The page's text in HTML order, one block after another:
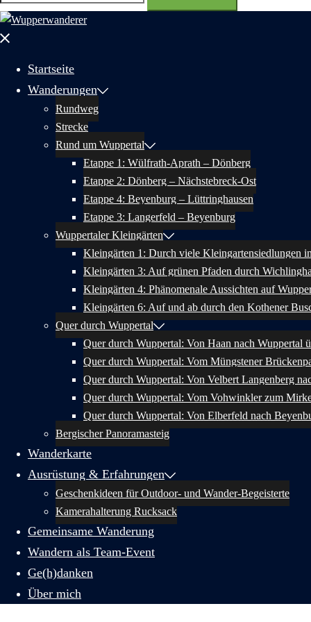
nach:
Menü
Startseite
Wanderungen
Rundweg
Strecke
Rund um Wuppertal
Etappe 1: Wülfrath-Aprath – Dönberg
Etappe 2: Dönberg – Nächstebreck-Ost
Etappe 4: Beyenburg – Lüttringhausen
Etappe 3: Langerfeld – Beyenburg
Wuppertaler Kleingärten
Kleingärten 1: Durch viele Kleingartensiedlungen
Kleingärten 3: Auf grünen Pfaden durch
Kleingärten 4: Phänomenale Aussichten auf
Kleingärten 6: Auf und ab durch den Kothener
Quer durch Wuppertal
Quer durch Wuppertal: Von Haan nach Wuppertal
Quer durch Wuppertal: Vom Müngstener
Quer durch Wuppertal: Von Velbert Langenberg
Quer durch Wuppertal: Vom Vohwinkler zum
Quer durch Wuppertal: Von Elberfeld nach
Bergischer Panoramasteig
Wanderkarte
Ausrüstung & Erfahrungen
Geschenkideen für Outdoor- und Wander-Begeisterte
Kamerahalterung Rucksack
Gemeinsame Wanderung
Wandern als Team-Event
Ge(h)danken
Über mich